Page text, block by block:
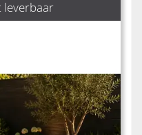
leverbaar